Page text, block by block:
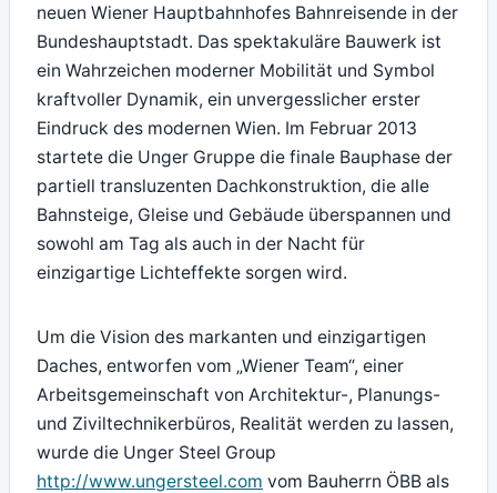
neuen Wiener Hauptbahnhofes Bahnreisende in der
Bundeshauptstadt. Das spektakuläre Bauwerk ist
ein Wahrzeichen moderner Mobilität und Symbol
kraftvoller Dynamik, ein unvergesslicher erster
Eindruck des modernen Wien. Im Februar 2013
startete die Unger Gruppe die finale Bauphase der
partiell transluzenten Dachkonstruktion, die alle
Bahnsteige, Gleise und Gebäude überspannen und
sowohl am Tag als auch in der Nacht für
einzigartige Lichteffekte sorgen wird.
Um die Vision des markanten und einzigartigen
Daches, entworfen vom „Wiener Team“, einer
Arbeitsgemeinschaft von Architektur-, Planungs-
und Ziviltechnikerbüros, Realität werden zu lassen,
wurde die Unger Steel Group
http://www.ungersteel.com vom Bauherrn ÖBB als